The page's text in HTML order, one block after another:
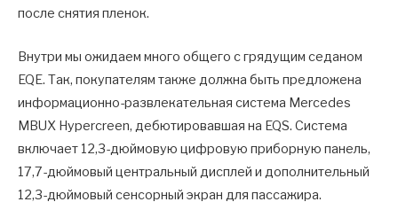
после снятия пленок.
Внутри мы ожидаем много общего с грядущим седаном
EQE. Так, покупателям также должна быть предложена
информационно-развлекательная система Mercedes
MBUX Hypercreen, дебютировавшая на EQS. Система
включает 12,3-дюймовую цифровую приборную панель,
17,7-дюймовый центральный дисплей и дополнительный
12,3-дюймовый сенсорный экран для пассажира.